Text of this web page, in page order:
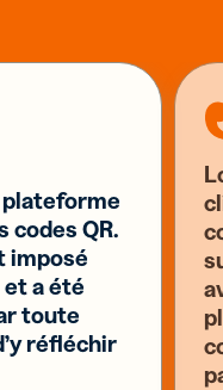
codes QR.
imposé
a été
toute
réfléchir